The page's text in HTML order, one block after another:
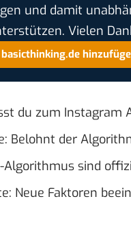
und damit
Vielen
du zum
Belohnt der
sind
Neue Faktoren